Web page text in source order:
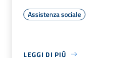
Assistenza sociale
LEGGI DI PIÙ